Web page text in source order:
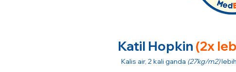
Katil Hopkin (2x
Kalis air, 2 kali ganda (27kg/m2)